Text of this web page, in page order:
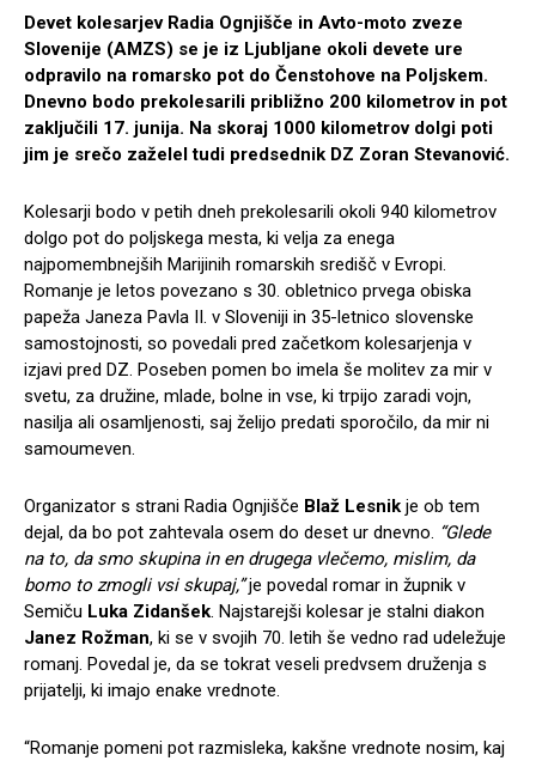
Devet kolesarjev Radia Ognjišče in Avto-moto zveze
Slovenije (AMZS) se je iz Ljubljane okoli devete ure
odpravilo na romarsko pot do Čenstohove na Poljskem.
Dnevno bodo prekolesarili približno 200 kilometrov in pot
zaključili 17. junija. Na skoraj 1000 kilometrov dolgi poti
jim je srečo zaželel tudi predsednik DZ Zoran Stevanović.
Kolesarji bodo v petih dneh prekolesarili okoli 940 kilometrov
dolgo pot do poljskega mesta, ki velja za enega
najpomembnejših Marijinih romarskih središč v Evropi.
Romanje je letos povezano s 30. obletnico prvega obiska
papeža Janeza Pavla II. v Sloveniji in 35-letnico slovenske
samostojnosti, so povedali pred začetkom kolesarjenja v
izjavi pred DZ. Poseben pomen bo imela še molitev za mir v
svetu, za družine, mlade, bolne in vse, ki trpijo zaradi vojn,
nasilja ali osamljenosti, saj želijo predati sporočilo, da mir ni
samoumeven.
Organizator s strani Radia Ognjišče Blaž Lesnik je ob tem
dejal, da bo pot zahtevala osem do deset ur dnevno. “Glede
na to, da smo skupina in en drugega vlečemo, mislim, da
bomo to zmogli vsi skupaj,”je povedal romar in župnik v
Semiču Luka Zidanšek . Najstarejši kolesar je stalni diakon
Janez Rožman, ki se v svojih 70. letih še vedno rad udeležuje
romanj. Povedal je, da se tokrat veseli predvsem druženja s
prijatelji, ki imajo enake vrednote.
“Romanje pomeni pot razmisleka, kakšne vrednote nosim, kaj